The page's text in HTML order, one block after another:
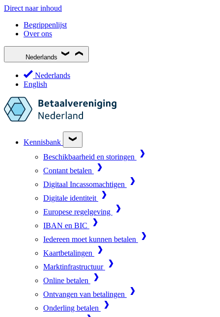
Direct naar inhoud
Begrippenlijst
Over ons
Nederlands
Nederlands
English
Kennisbank
Beschikbaarheid en storingen
Contant betalen
Digitaal Incassomachtigen
Digitale identiteit
Europese regelgeving
IBAN en BIC
Iedereen moet kunnen betalen
Kaartbetalingen
Marktinfrastructuur
Online betalen
Ontvangen van betalingen
Onderling betalen